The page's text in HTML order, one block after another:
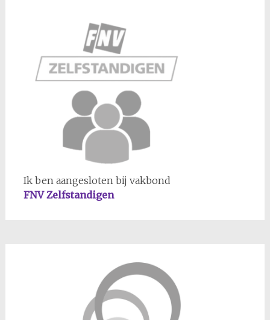
Ik ben aangesloten bij vakbond
FNV Zelfstandigen